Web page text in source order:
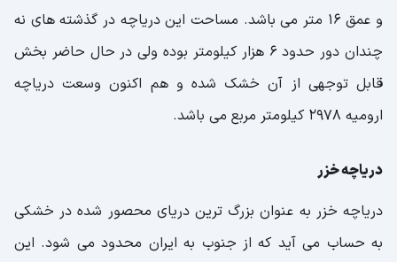
کوه سبلان
کوه دنا
کوه بینالود
غارهای ایران
غار رودافشان
و عمق 16 متر می باشد. مساحت این دریاچه در گذشته های نه
چندان دور حدود 6 هزار کیلومتر بوده ولی در حال حاضر بخش
قابل توجهی از آن خشک شده و هم اکنون وسعت دریاچه
ارومیه 2978 کیلومتر مربع می باشد.
دریاچه خزر
دریاچه خزر به عنوان بزرگ ترین دریای محصور شده در خشکی
به حساب می آید که از جنوب به ایران محدود می شود. این